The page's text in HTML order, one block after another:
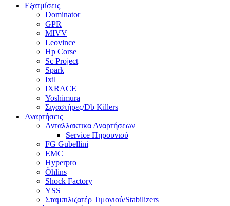
Εξατμίσεις
Dominator
GPR
MIVV
Leovince
Hp Corse
Sc Project
Spark
Ixil
IXRACE
Yoshimura
Σιγαστήρες/Db Killers
Αναρτήσεις
Ανταλλακτικα Αναρτήσεων
Service Πηρουνιού
FG Gubellini
EMC
Hyperpro
Öhlins
Shock Factory
YSS
Σταμπιλιζατέρ Τιμονιού/Stabilizers